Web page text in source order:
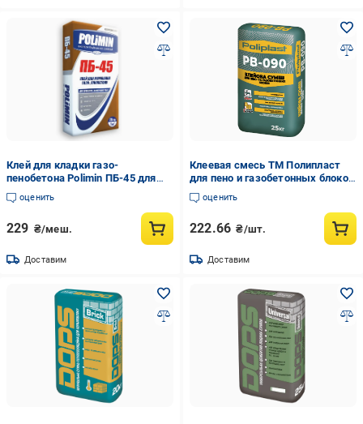
Клей для кладки газо-
пенобетона Polimin ПБ-45 для
кладки наружных и внутренних
стен 25 кг
оценить
229 ₴/меш.
Доставим
Клеевая смесь ТМ Полипласт
для пено и газобетонных блоков
PB-090
оценить
222.66 ₴/шт.
Доставим